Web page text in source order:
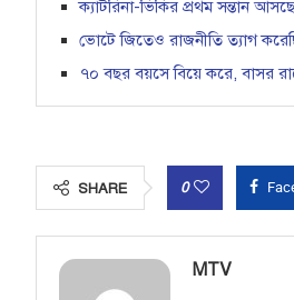
ক্যাটরিনা-ভিকির প্রথম সন্তান আসছে
ভোটে জিতেও রাজনীতি ত্যাগ
৭০ বছর বয়সে বিয়ে করে, বাসর
SHARE 0
MTV